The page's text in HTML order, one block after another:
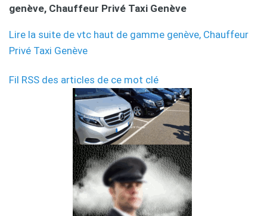
genève, Chauffeur Privé Taxi Genève
Lire la suite de vtc haut de gamme genève, Chauffeur
Privé Taxi Genève
Fil RSS des articles de ce mot clé